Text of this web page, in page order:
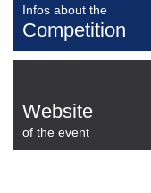
Infos about the
Competition
Website
of the event